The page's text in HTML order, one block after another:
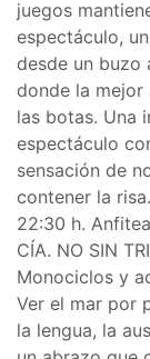
juegos
espectáculo,
desde un buzo
donde la mejor
las botas. Una
espectáculo
sensación de
contener la risa.
22:30 h.
CÍA. NO SIN
Monociclos y
Ver el mar por
la lengua, la